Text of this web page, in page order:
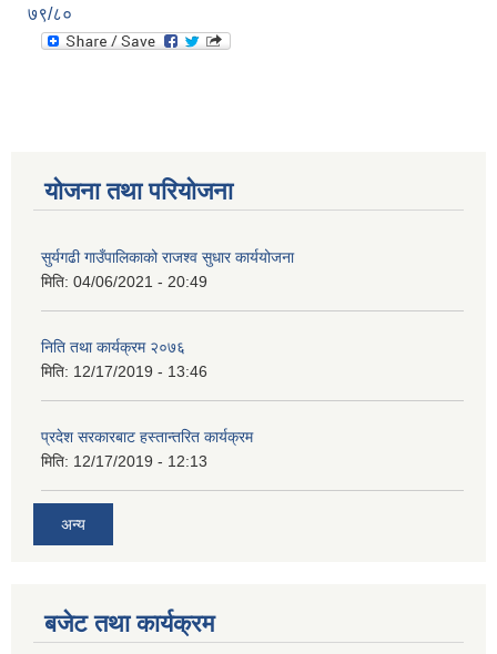
७९/८०
योजना तथा परियोजना
सुर्यगढी गाउँपालिकाको राजश्व सुधार कार्ययोजना
मिति: 04/06/2021 - 20:49
निति तथा कार्यक्रम २०७६
मिति: 12/17/2019 - 13:46
प्रदेश सरकारबाट हस्तान्तरित कार्यक्रम
मिति: 12/17/2019 - 12:13
अन्य
बजेट तथा कार्यक्रम